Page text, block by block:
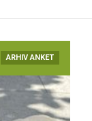
ARHIV ANKET